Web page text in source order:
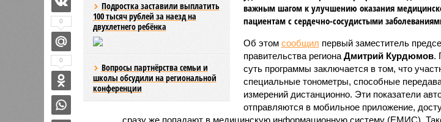
Подростка заставили выплатить
100 тысяч рублей за наезд на
двухлетнего ребёнка
Вопросы партнёрства семьи и
школы обсудили на региональной
конференции
важным шагом к улучшению оказания
пациентам с сердечно-сосудистыми
Об этом сообщил первый заместитель
правительства региона Дмитрий Курдюмов.
суть программы заключается в том, что
специальные тонометры, способные
измерений дистанционно. Эти показатели
отправляются в мобильное приложение,
сразу же попадают в медицинскую информационную систему (ЕМИС).
0
0